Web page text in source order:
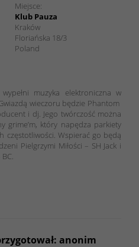
Miejsce:
Klub Pauza
Kraków
Floriańska 18/3
Poland
muzyka elektroniczna w
wieczoru będzie Phantom
i dj. Jego twórczość można
grime’m, który napędza parkiety
częstotliwości. Wspierać go będą
Pielgrzymi Miłości – SH Jack i
BC.
anonim